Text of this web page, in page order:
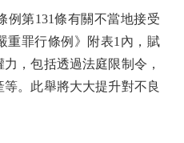
第131條有關不當地接受
重罪行條例》附表1內，賦
，包括透過法庭限制令，
。此舉將大大提升對不良